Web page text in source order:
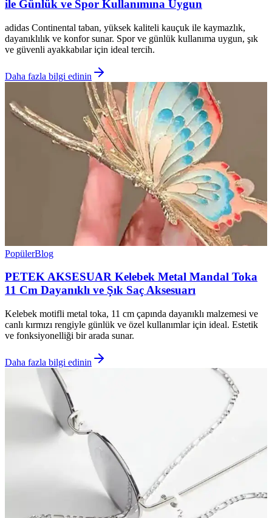
ile Günlük ve Spor Kullanımına Uygun
adidas Continental taban, yüksek kaliteli kauçuk ile kaymazlık,
dayanıklılık ve konfor sunar. Spor ve günlük kullanıma uygun, şık
ve güvenli ayakkabılar için ideal tercih.
Daha fazla bilgi edinin
PopülerBlog
PETEK AKSESUAR Kelebek Metal Mandal Toka
11 Cm Dayanıklı ve Şık Saç Aksesuarı
Kelebek motifli metal toka, 11 cm çapında dayanıklı malzemesi ve
canlı kırmızı rengiyle günlük ve özel kullanımlar için ideal. Estetik
ve fonksiyonelliği bir arada sunar.
Daha fazla bilgi edinin